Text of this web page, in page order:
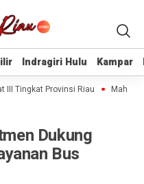
Indragiri Hulu Kampar
Indragiri Hulu Kampar
Tingkat Provinsi Riau
Dukung
Bus